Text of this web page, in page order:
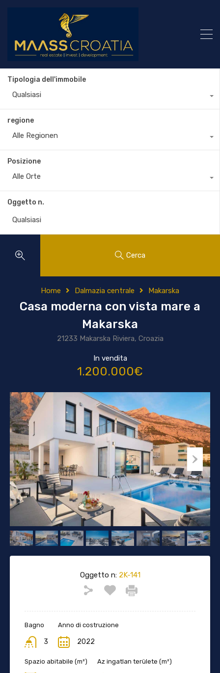
Tipologia dell'immobile
Qualsiasi
regione
Alle Regionen
Posizione
Alle Orte
Oggetto n.
Cerca
Home Dalmazia centrale Makarska
Casa moderna con vista mare a
Makarska
21233 Makarska Riviera, Croazia
In vendita
1.200.000€
Oggetto n:2K-141
Bagno
3
Anno di costruzione
2022
Spazio abitabile (m²) Az ingatlan területe (m²)